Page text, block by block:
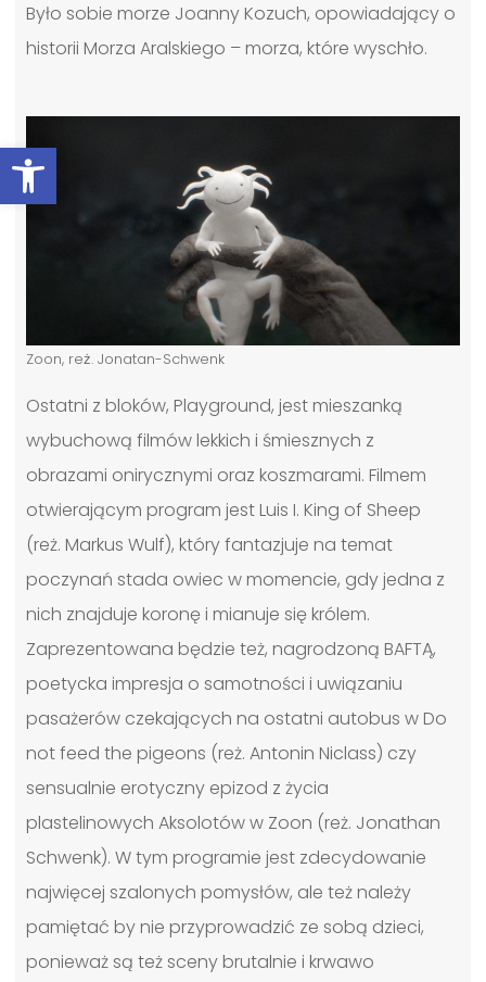
Otwórz pasek narzędzi
Było sobie morze Joanny Kozuch, opowiadający o
historii Morza Aralskiego – morza, które wyschło.
Zoon, reż. Jonatan-Schwenk
Ostatni z bloków, Playground, jest mieszanką
wybuchową filmów lekkich i śmiesznych z
obrazami onirycznymi oraz koszmarami. Filmem
otwierającym program jest Luis I. King of Sheep
(reż. Markus Wulf), który fantazjuje na temat
poczynań stada owiec w momencie, gdy jedna z
nich znajduje koronę i mianuje się królem.
Zaprezentowana będzie też, nagrodzoną BAFTĄ,
poetycka impresja o samotności i uwiązaniu
pasażerów czekających na ostatni autobus w Do
not feed the pigeons (reż. Antonin Niclass) czy
sensualnie erotyczny epizod z życia
plastelinowych Aksolotów w Zoon (reż. Jonathan
Schwenk). W tym programie jest zdecydowanie
najwięcej szalonych pomysłów, ale też należy
pamiętać by nie przyprowadzić ze sobą dzieci,
ponieważ są też sceny brutalnie i krwawo